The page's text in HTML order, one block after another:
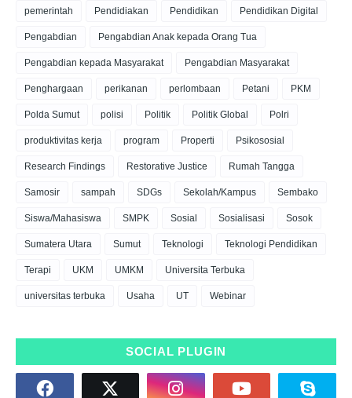
pemerintah Pendidiakan Pendidikan Pendidikan Digital
Pengabdian Pengabdian Anak kepada Orang Tua
Pengabdian kepada Masyarakat Pengabdian Masyarakat
Penghargaan perikanan perlombaan Petani PKM
Polda Sumut polisi Politik Politik Global Polri
produktivitas kerja program Properti Psikososial
Research Findings Restorative Justice Rumah Tangga
Samosir sampah SDGs Sekolah/Kampus Sembako
Siswa/Mahasiswa SMPK Sosial Sosialisasi Sosok
Sumatera Utara Sumut Teknologi Teknologi Pendidikan
Terapi UKM UMKM Universita Terbuka
universitas terbuka Usaha UT Webinar
SOCIAL PLUGIN